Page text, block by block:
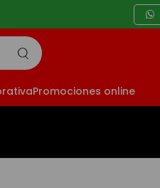
Promociones online